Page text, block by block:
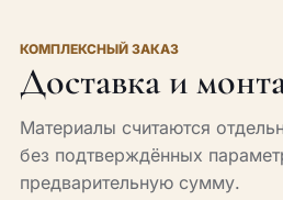
КОМПЛЕКСНЫЙ ЗАКАЗ
Доставка и
Материалы считаются
без подтверждённых
предварительную сумму.